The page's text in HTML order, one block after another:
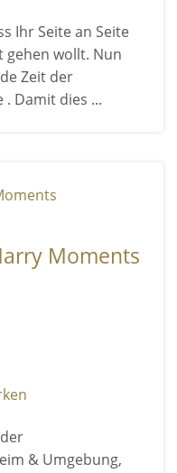
Ihr Seite an Seite
gehen wollt. Nun
Zeit der
Damit dies ...
Moments
& Umgebung,